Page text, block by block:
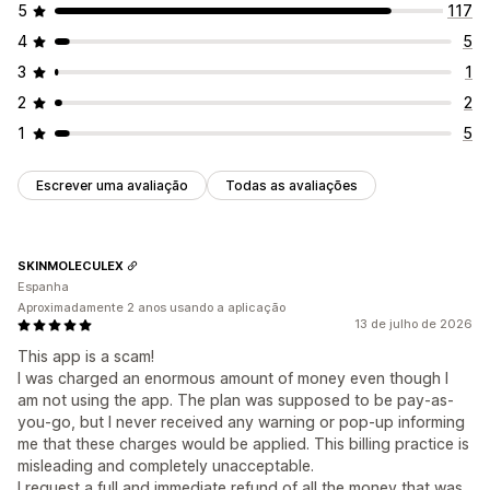
API e webhooks
5
117
4
5
3
1
2
2
1
5
Escrever uma avaliação Todas as avaliações
13 de julho de 2026
This app is a scam!
I was charged an enormous amount of money even though I
am not using the app. The plan was supposed to be pay-as-
you-go, but I never received any warning or pop-up informing
me that these charges would be applied. This billing practice is
misleading and completely unacceptable.
SKINMOLECULEX
Espanha
Aproximadamente 2 anos usando a aplicação